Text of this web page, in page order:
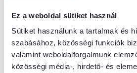
Ez a weboldal sütiket használ
Sütiket használunk a tartalmak és
szabásához, közösségi funkciók
valamint weboldalforgalmunk
közösségi média-, hirdető- és
Konyhai szekrényeinkhezmosogatókat,
Termékszám : 0000210298